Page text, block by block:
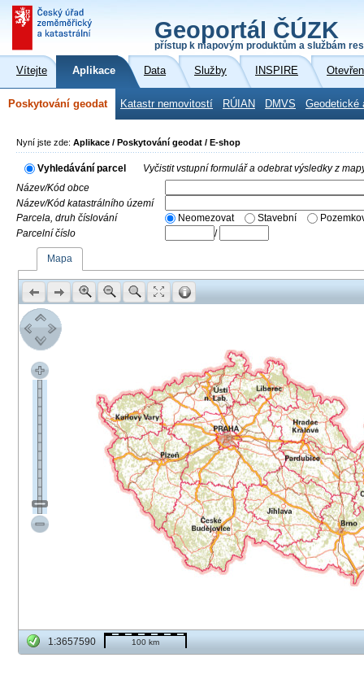
Geoportál ČÚZK
přístup k mapovým produktům a službám
Vítejte Aplikace Data Služby INSPIRE
Poskytování geodat Katastr nemovitostí RÚIAN DMVS Geodetické
Nyní jste zde: Aplikace / Poskytování geodat / E-shop
Vyhledávání parcel
Vyčistit vstupní formulář a odebrat výsledky z
Název/Kód obce
Název/Kód katastrálního území
Parcela, druh číslování
Neomezovat Stavební
Parcelní číslo
/
Mapa
1:3657590 100 km